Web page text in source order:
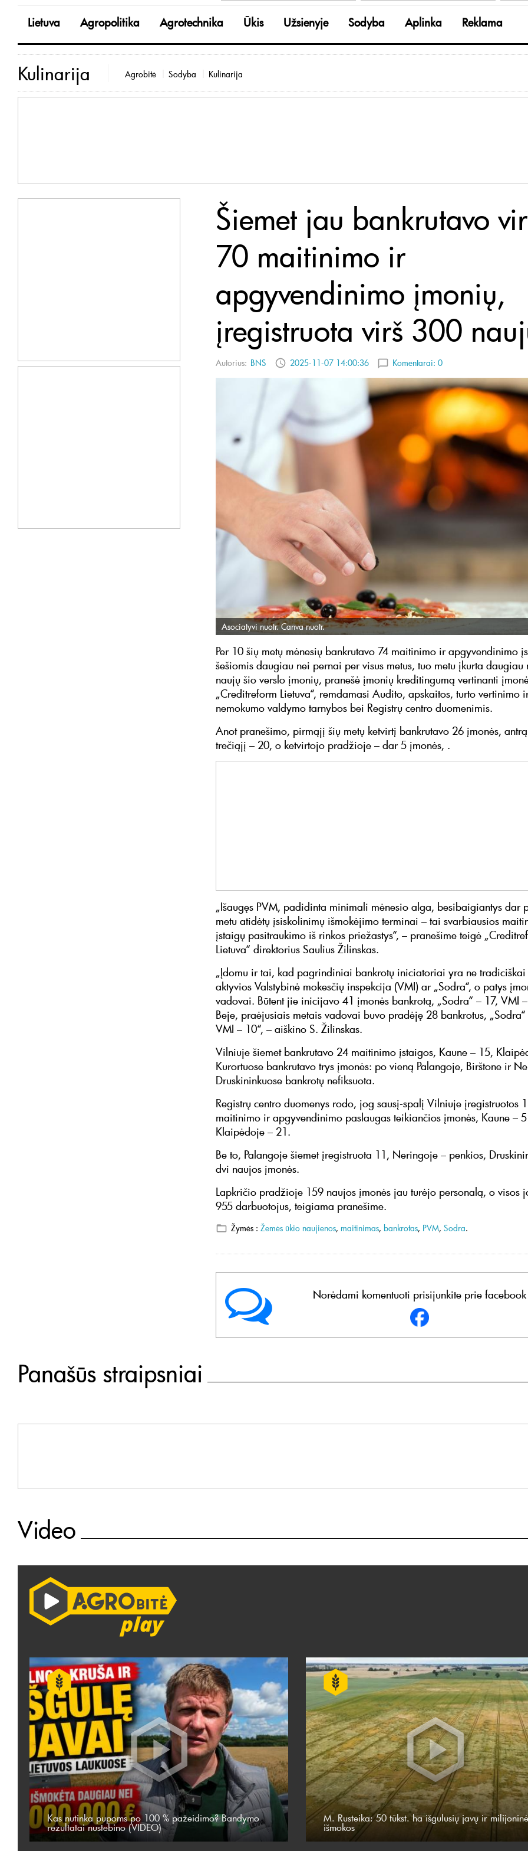
Lietuva Agropolitika Agrotechnika Ūkis Užsienyje Sodyba Aplinka Reklama
Kulinarija Agrobitė Sodyba Kulinarija
Šiemet jau bankrutavo
70 maitinimo ir
apgyvendinimo įmonių,
įregistruota virš 300
Autorius: BNS 2025-11-07 14:00:36 Komentarai: 0
Asociatyvi nuotr. Canva nuotr.
Per 10 šių metų mėnesių bankrutavo 74 maitinimo ir apgyvendinimo
šešiomis daugiau nei pernai per visus metus, tuo metu įkurta daugiau
naujų šio verslo įmonių, pranešė įmonių kreditingumą vertinanti
„Creditreform Lietuva“, remdamasi Audito, apskaitos, turto vertinimo
nemokumo valdymo tarnybos bei Registrų centro duomenimis.
Anot pranešimo, pirmąjį šių metų ketvirtį bankrutavo 26 įmonės,
trečiąjį – 20, o ketvirtojo pradžioje – dar 5 įmonės, .
„Išaugęs PVM, padidinta minimali mėnesio alga, besibaigiantys dar
metu atidėtų įsiskolinimų išmokėjimo terminai – tai svarbiausios
įstaigų pasitraukimo iš rinkos priežastys“, – pranešime teigė
Lietuva“ direktorius Saulius Žilinskas.
„Įdomu ir tai, kad pagrindiniai bankrotų iniciatoriai yra ne
aktyvios Valstybinė mokesčių inspekcija (VMI) ar „Sodra“, o patys
vadovai. Būtent jie inicijavo 41 įmonės bankrotą, „Sodra“ – 17, VMI
Beje, praėjusiais metais vadovai buvo pradėję 28 bankrotus,
VMI – 10“, – aiškino S. Žilinskas.
Vilniuje šiemet bankrutavo 24 maitinimo įstaigos, Kaune – 15,
Kurortuose bankrutavo trys įmonės: po vieną Palangoje, Birštone ir
Druskininkuose bankrotų nefiksuota.
Registrų centro duomenys rodo, jog sausį-spalį Vilniuje įregistruotos
maitinimo ir apgyvendinimo paslaugas teikiančios įmonės, Kaune –
Klaipėdoje – 21.
Be to, Palangoje šiemet įregistruota 11, Neringoje – penkios,
dvi naujos įmonės.
Lapkričio pradžioje 159 naujos įmonės jau turėjo personalą, o visos
955 darbuotojus, teigiama pranešime.
Žymės : Žemės ūkio naujienos, maitinimas, bankrotas, PVM, Sodra.
Norėdami komentuoti prisijunkite prie facebook
Panašūs straipsniai
Video
Kas nutinka pupoms po 100 % pažeidimo? Bandymo
rezultatai nustebino (VIDEO)
M. Rusteika: 50 tūkst. ha išgulusių javų ir
išmokos